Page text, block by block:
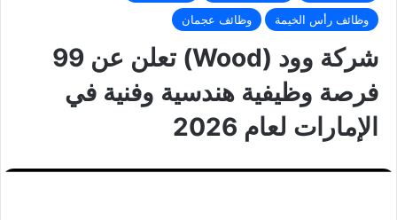
وظائف رأس الخيمة
وظائف عجمان
شركة وود (Wood) تعلن عن 99
فرصة وظيفية هندسية وفنية في
الإمارات لعام 2026